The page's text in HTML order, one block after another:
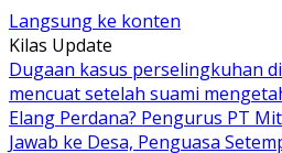
Langsung ke konten
Kilas Update
Dugaan kasus perselingkuhan
mencuat setelah suami
Elang Perdana? Pengurus PT
Jawab ke Desa, Penguasa